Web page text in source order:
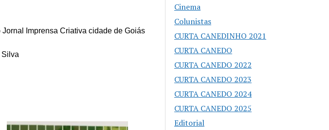
Imprensa Criativa cidade de Goiás
Silva
Cinema
Colunistas
CURTA CANEDINHO 2021
CURTA CANEDO
CURTA CANEDO 2022
CURTA CANEDO 2023
CURTA CANEDO 2024
CURTA CANEDO 2025
Editorial